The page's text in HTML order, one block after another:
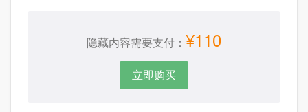
隐藏内容需要支付： ¥110
立即购买